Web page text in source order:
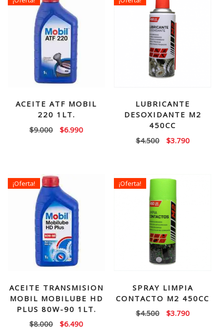
ACEITE ATF MOBIL
220 1LT.
$9.000
El
$6.990El
LUBRICANTE
DESOXIDANTE M2
450CC
$4.500
El
$3.790El
¡Oferta!
ACEITE TRANSMISION
MOBIL MOBILUBE HD
PLUS 80W-90 1LT.
$8.000
El
$6.490El
¡Oferta!
SPRAY LIMPIA
CONTACTO M2 450CC
$4.500
El
$3.790El